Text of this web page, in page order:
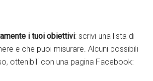
i tuoi obiettivi: scrivi una lista di
e che puoi misurare. Alcuni possibili
ottenibili con una pagina Facebook: